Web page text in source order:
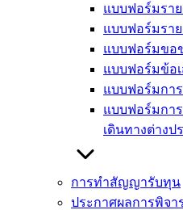
แบบฟอร์มรา
แบบฟอร์มรา
แบบฟอร์มขอ
แบบฟอร์มข้อ
แบบฟอร์มกา
แบบฟอร์มกา
เดินทางต่างป
การทำสัญญารับทุน
ประกาศผลการพิจ